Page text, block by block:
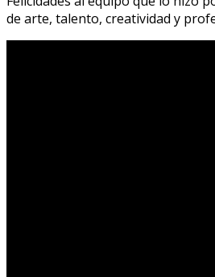
de arte, talento, creatividad y